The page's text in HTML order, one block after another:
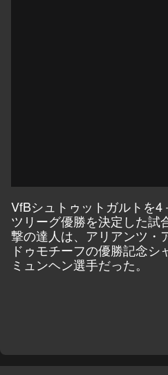
VfBシュトゥットガルトを4
ツリーグ優勝を決定した試
撃の達人は、アリアンツ・
ドゥモチーフの優勝記念
ミュンヘン選手だった。